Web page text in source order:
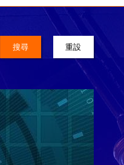
搜尋 重設